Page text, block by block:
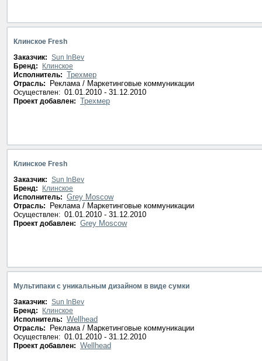
Клинское Fresh
Заказчик: Sun InBev
Бренд:
Клинское
Исполнитель: Трехмер
Отрасль: Реклама / Маркетинговые коммуникации
Осуществлен: 01.01.2010 - 31.12.2010
Проект добавлен: Трехмер
Клинское Fresh
Заказчик: Sun InBev
Бренд:
Клинское
Исполнитель: Grey Moscow
Отрасль: Реклама / Маркетинговые коммуникации
Осуществлен: 01.01.2010 - 31.12.2010
Проект добавлен: Grey Moscow
Мультипаки с уникальным дизайном в виде сумки
Заказчик: Sun InBev
Бренд:
Клинское
Исполнитель: Wellhead
Отрасль: Реклама / Маркетинговые коммуникации
Осуществлен: 01.01.2010 - 31.12.2010
Проект добавлен: Wellhead